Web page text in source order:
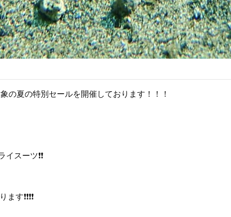
の夏の特別セールを開催しております！！！
スーツ❗️❗️